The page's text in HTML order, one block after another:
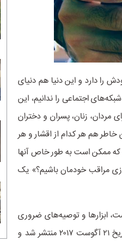
دارد و این دنیا هم دنیای
اجتماعی را ندانیم، این
زنان، پسران و دختران
هم هر کدام از اقشار و هر
که ممکن است به طور خاص آنها
مراقب خودمان باشیم؟» یک
ابزار‌ها و توصیه‌های ضروری
برای پیمایش در دنیای دیجیتال با اطمینان و ایمنی را ارائه می‌دهد. کتاب در تاریخ ۲۱ آگوست ۲۰۱۷ منتشر شد و